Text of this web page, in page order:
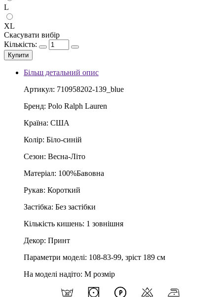
L
XL
Скасувати вибір
Кількість:
Купити
Більш детальний опис
Артикул: 710958202-139_blue
Бренд: Polo Ralph Lauren
Країна: США
Колір: Біло-синій
Сезон: Весна-Літо
Матеріал: 100%Бавовна
Рукав: Короткий
Застібка: Без застібки
Кількість кишень: 1 зовнішня
Декор: Принт
Параметри моделі: 108-83-99, зріст 189 см
На моделі надіто: M розмір